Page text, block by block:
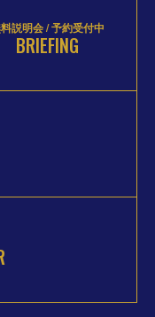
説明会 / 予約受付中
BRIEFING